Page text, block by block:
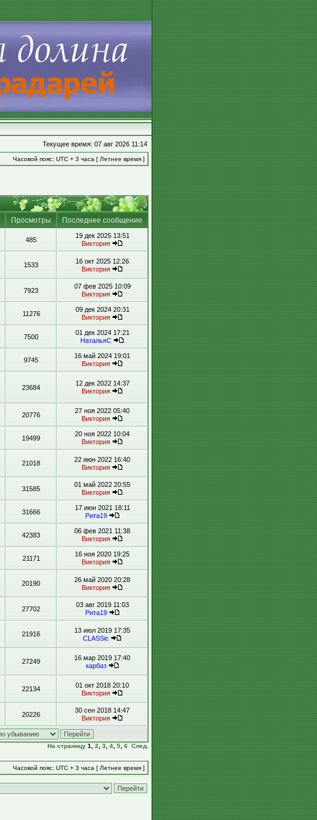
Текущее время: 07 авг 2026 11:14
Часовой пояс: UTC + 3 часа [ Летнее время ]
Просмотры
Последнее сообщение
485
19 дек 2025 13:51
Виктория
1533
16 окт 2025 12:26
Виктория
7923
07 фев 2025 10:09
Виктория
11276
09 дек 2024 20:31
Виктория
7500
01 дек 2024 17:21
НатальяС
9745
16 май 2024 19:01
Виктория
23684
12 дек 2022 14:37
Виктория
20776
27 ноя 2022 05:40
Виктория
19499
20 ноя 2022 10:04
Виктория
21018
22 июн 2022 16:40
Виктория
31585
01 май 2022 20:55
Виктория
31666
17 июн 2021 18:11
Рита19
42383
06 фев 2021 11:38
Виктория
21171
16 ноя 2020 19:25
Виктория
20190
26 май 2020 20:28
Виктория
27702
03 авг 2019 11:03
Рита19
21916
13 июл 2019 17:35
CLASSic
27249
16 мар 2019 17:40
карбаз
22134
01 окт 2018 20:10
Виктория
20226
30 сен 2018 14:47
Виктория
На страницу 1 2 3 4 5 6 След.
Часовой пояс: UTC + 3 часа [ Летнее время ]